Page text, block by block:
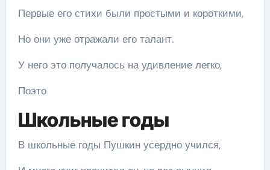
Первые его стихи были простыми и короткими,
Но они уже отражали его талант.
У него это получалось на удивление легко,
Поэто
Школьные годы
В школьные годы Пушкин усердно учился,